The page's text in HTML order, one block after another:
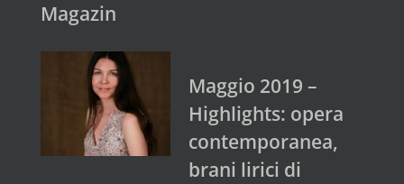
Magazin
Maggio 2019 –
Highlights: opera
contemporanea,
brani lirici di